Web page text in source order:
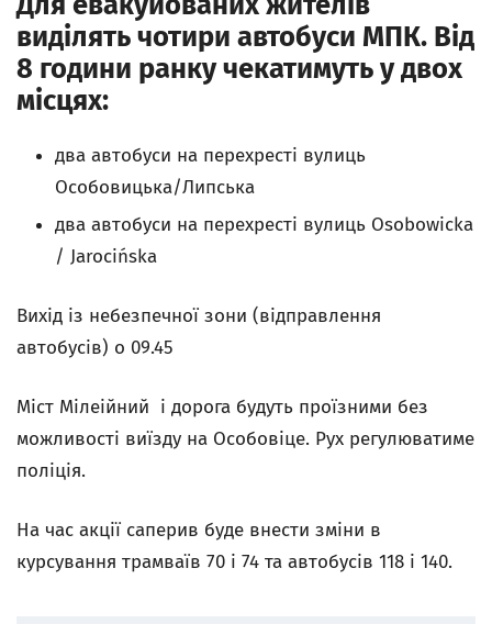
виділять чотири автобуси МПК. Від
8 години ранку чекатимуть у двох
місцях:
два автобуси на перехресті вулиць
Особовицька/Липська
два автобуси на перехресті вулиць Osobowicka
/ Jarocińska
Вихід із небезпечної зони (відправлення
автобусів) о 09.45
Міст Мiлеiйний і дорога будуть проїзними без
можливості виїзду на Особовіце. Рух регулюватиме
поліція.
На час акцiї саперив буде внести зміни в
курсування трамваїв 70 і 74 та автобусів 118 і 140.